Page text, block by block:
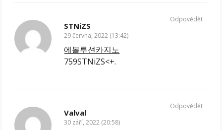
STNiZS
29 června, 2022 (13:42)
에볼루션카지노
759STNiZS<+.
Odpovědět
Valval
30 září, 2022 (20:58)
Odpovědět